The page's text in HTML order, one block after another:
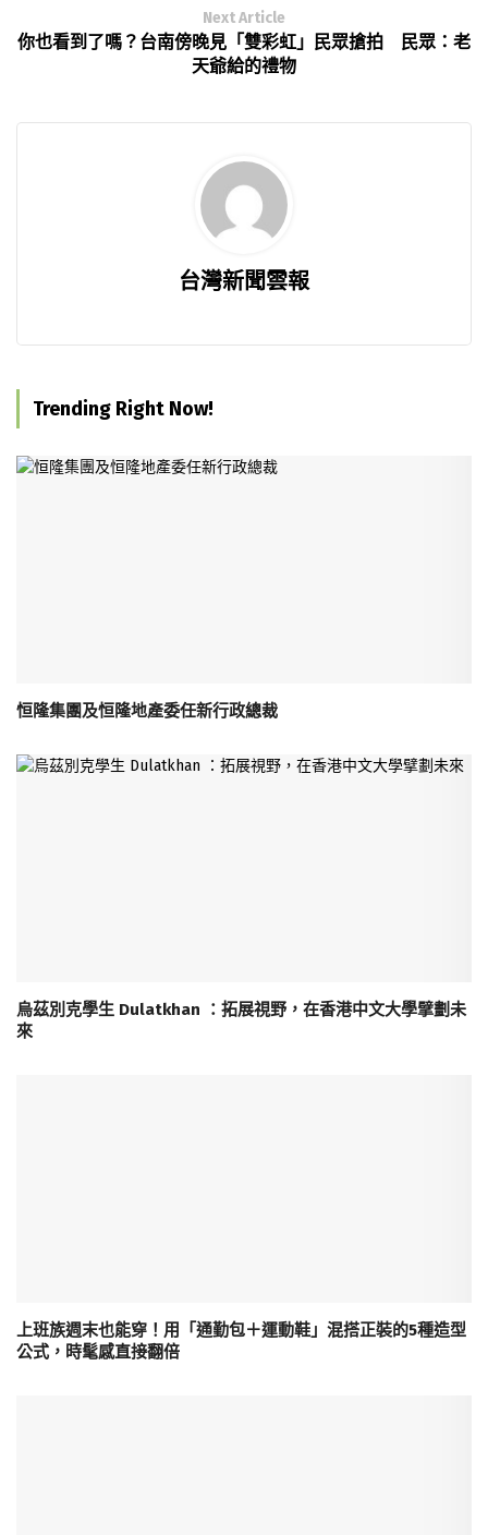
Next Article
你也看到了嗎？台南傍晚見「雙彩虹」民眾搶拍 民眾：老
天爺給的禮物
台灣新聞雲報
Trending Right Now!
恒隆集團及恒隆地產委任新行政總裁
烏茲別克學生 Dulatkhan ：拓展視野，在香港中文大學擘劃未
來
上班族週末也能穿！用「通勤包＋運動鞋」混搭正裝的5種造型
公式，時髦感直接翻倍